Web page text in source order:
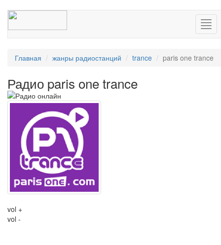
Главная жанры радиостанций trance paris one trance
Радио paris one trance
vol +
vol -